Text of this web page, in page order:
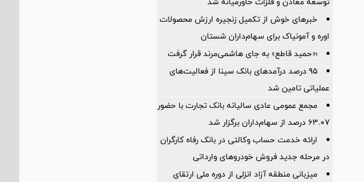
خبرهای خوش از تکمیل زنجیره ارزش محصولات
اوره و آمونیاک برای سهام‌داران شستان
؛«حمید قاطع» به جای هاشمی‌مرند قرار گرفت
95 درصد درآمدهای بانک سینا از فعالیت‌های
عملیاتی تامین شد
مجمع عمومی عادی سالیانه بانک تجارت با حضور
۶۳.۰۷ درصد از سهام‌داران برگزار شد
ارائه خدمت حساب وکالتی در بانک رفاه کارگران
در مرحله جدید فروش خودروهای وارداتی
میزبانی منطقه آزاد انزلی از دوره ملی ارتقای